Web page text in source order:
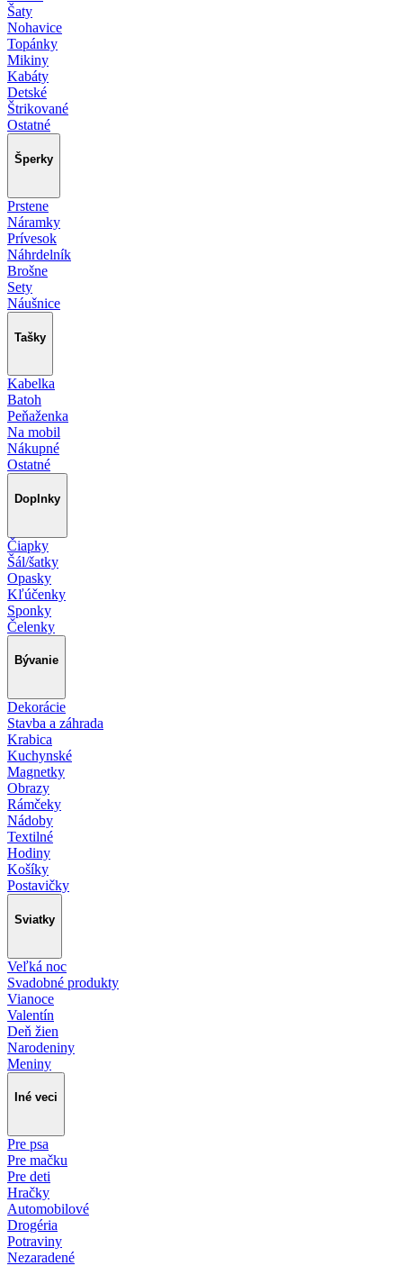
Šaty
Nohavice
Topánky
Mikiny
Kabáty
Detské
Štrikované
Ostatné
Šperky
Prstene
Náramky
Prívesok
Náhrdelník
Brošne
Sety
Náušnice
Tašky
Kabelka
Batoh
Peňaženka
Na mobil
Nákupné
Ostatné
Doplnky
Čiapky
Šál/šatky
Opasky
Kľúčenky
Sponky
Čelenky
Bývanie
Dekorácie
Stavba a záhrada
Krabica
Kuchynské
Magnetky
Obrazy
Rámčeky
Nádoby
Textilné
Hodiny
Košíky
Postavičky
Sviatky
Veľká noc
Svadobné produkty
Vianoce
Valentín
Deň žien
Narodeniny
Meniny
Iné veci
Pre psa
Pre mačku
Pre deti
Hračky
Automobilové
Drogéria
Potraviny
Nezaradené